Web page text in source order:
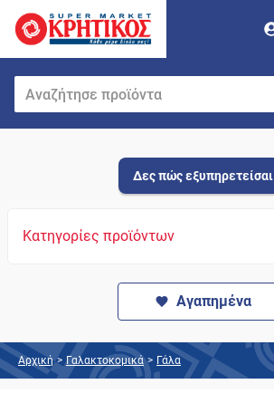
Δες πώς εξυπηρετείσαι
Κατηγορίες προϊόντων
Αγαπημένα
Αρχική > Γαλακτοκομικά > Γάλα